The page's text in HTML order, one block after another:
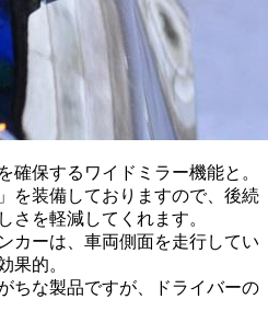
確保するワイドミラー機能と。
を装備しておりますので、後続
さを軽減してくれます。
カーは、車両側面を走行してい
果的。
ちな製品ですが、ドライバーの